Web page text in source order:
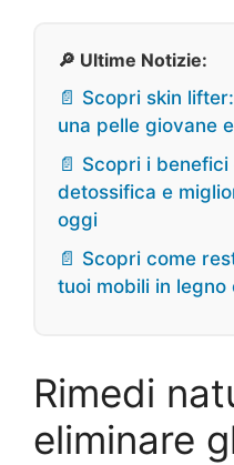
🔎 Ultime Notizie:
📄 Scopri skin
una pelle giovane
📄 Scopri i
detossifica e
oggi
📄 Scopri come
tuoi mobili in legno
Rimedi
eliminare